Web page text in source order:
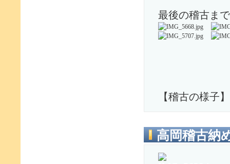
最後の稽古ま
【稽古の様子】
高岡稽古納